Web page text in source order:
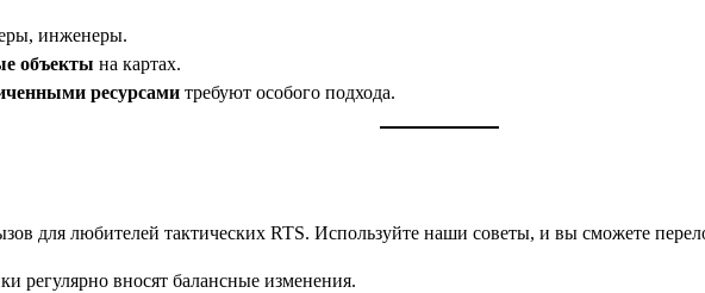
инженеры.
объекты на картах.
ресурсами требуют особого подхода.
для любителей тактических RTS. Используйте наши советы, и вы сможете
регулярно вносят балансные изменения.